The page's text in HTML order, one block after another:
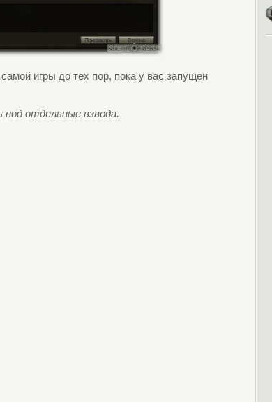
игры до тех пор, пока у вас запущен
отдельные взвода.